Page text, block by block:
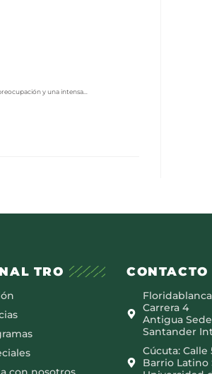
y una intensa…
TRO CONTACTO
Carrera 4
Antigua
Santander
Cúcuta: Calle
Barrio Latino